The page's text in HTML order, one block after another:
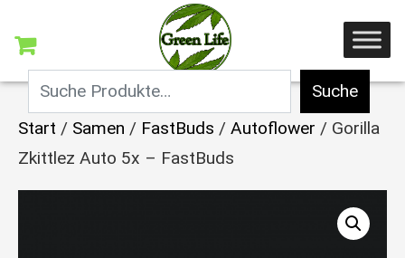
Suche
Start / Samen / FastBuds / Autoflower / Gorilla
Zkittlez Auto 5x – FastBuds